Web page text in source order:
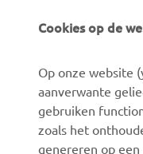
CORPORATE
Over ons
Evenementen
Cookies op de
Op onze website
aanverwante
gebruiken
zoals het
genereren op